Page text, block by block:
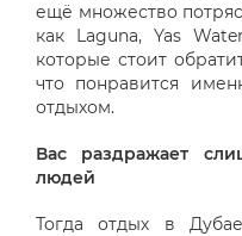
ещё множество
как Laguna, Yas
которые стоит
что понравится
отдыхом.
Вас раздражает
людей
Тогда отдых в